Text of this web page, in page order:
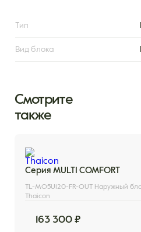
Тип
Вид блока
Смотрите
также
Серия MULTI COMFORT
TL-MO5U120-FR-OUT Наружный
Thaicon
163 300 ₽